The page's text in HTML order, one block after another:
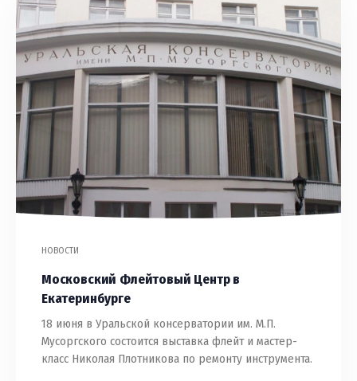
НОВОСТИ
Московский Флейтовый Центр в
Екатеринбурге
18 июня в Уральской консерватории им. М.П.
Мусоргского состоится выставка флейт и мастер-
класс Николая Плотникова по ремонту инструмента.